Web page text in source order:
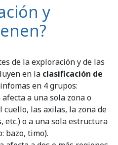
y
de la exploración y de las
en la clasificación de
en 4 grupos:
a una sola zona o
las axilas, la zona de
etc.) o a una sola estructura
bazo, timo).